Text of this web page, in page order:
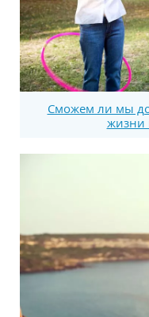
Сможем ли мы
жизни